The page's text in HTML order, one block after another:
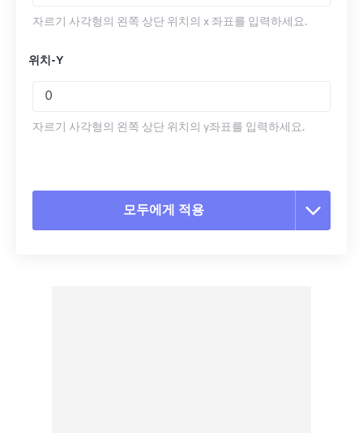
자르기 사각형의 왼쪽 상단 위치의 x 좌표를 입력하세요.
위치-Y
자르기 사각형의 왼쪽 상단 위치의 y좌표를 입력하세요.
모두에게 적용